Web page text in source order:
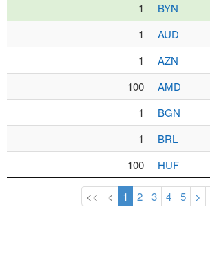
1
BYN
1
AUD
1
AZN
100
AMD
1
BGN
1
BRL
100
HUF
<< < 1 2 3 4 5 >